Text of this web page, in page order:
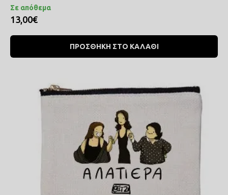
Σε απόθεμα
13,00€
ΠΡΟΣΘΗΚΗ ΣΤΟ ΚΑΛΑΘΙ